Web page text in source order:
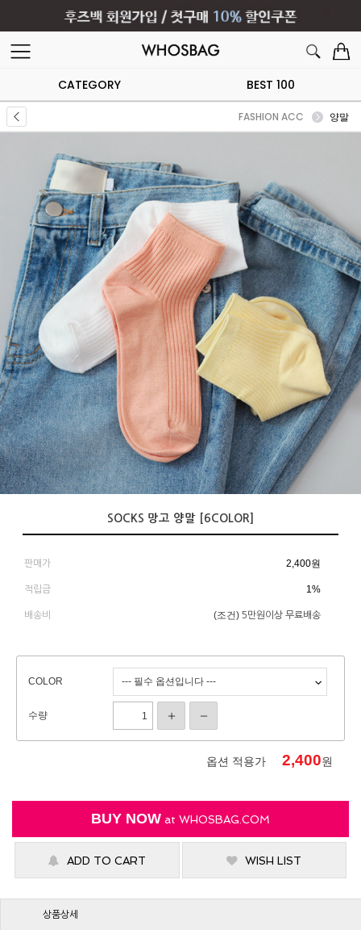
CATEGORY BEST 100
FASHION ACC 양말
SOCKS 망고 양말 [6COLOR]
판매가 2,400원
적립금 1%
배송비 (조건) 5만원이상 무료배송
COLOR
수량
옵션 적용가 2,400원
BUY NOW at WHOSBAG.COM
ADD TO CART WISH LIST
상품상세